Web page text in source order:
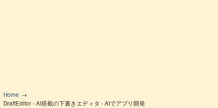
Home
DraftEditor - AI搭載の下書きエディタ - AIでアプリ開発